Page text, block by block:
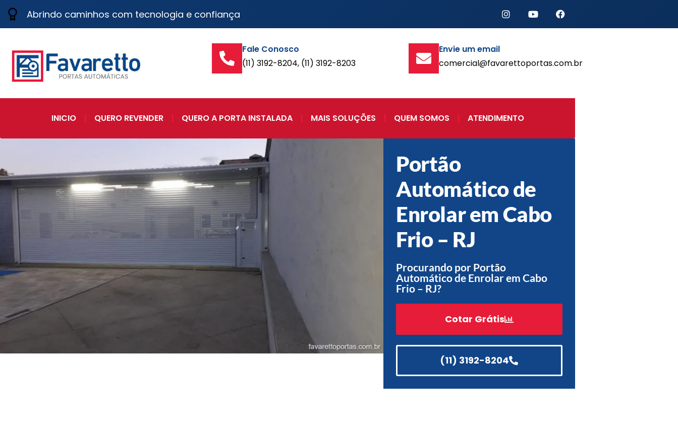
Abrindo caminhos com tecnologia e confiança
Fale Conosco
(11) 3192-8204, (11) 3192-8203
Envie um email
comercial@favarettoportas.com.br
INICIO QUERO REVENDER QUERO A PORTA INSTALADA MAIS SOLUÇÕES QUEM SOMOS ATENDIMENTO
Portão
Automático de
Enrolar em Cabo
Frio – RJ
Procurando por Portão
Automático de Enrolar em Cabo
Frio – RJ?
Cotar Grátis
(11) 3192-8204